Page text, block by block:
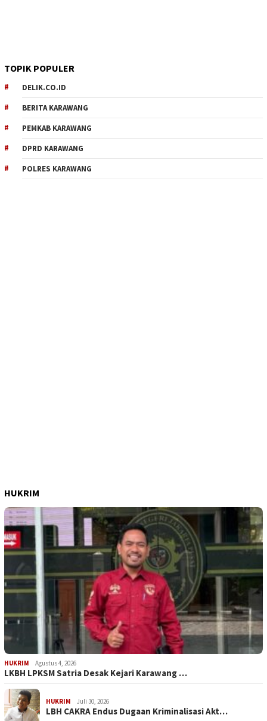
TOPIK POPULER
DELIK.CO.ID
BERITA KARAWANG
PEMKAB KARAWANG
DPRD KARAWANG
POLRES KARAWANG
HUKRIM
HUKRIM Agustus 4, 2026
LKBH LPKSM Satria Desak Kejari Karawang …
HUKRIM Juli 30, 2026
LBH CAKRA Endus Dugaan Kriminalisasi Akt…